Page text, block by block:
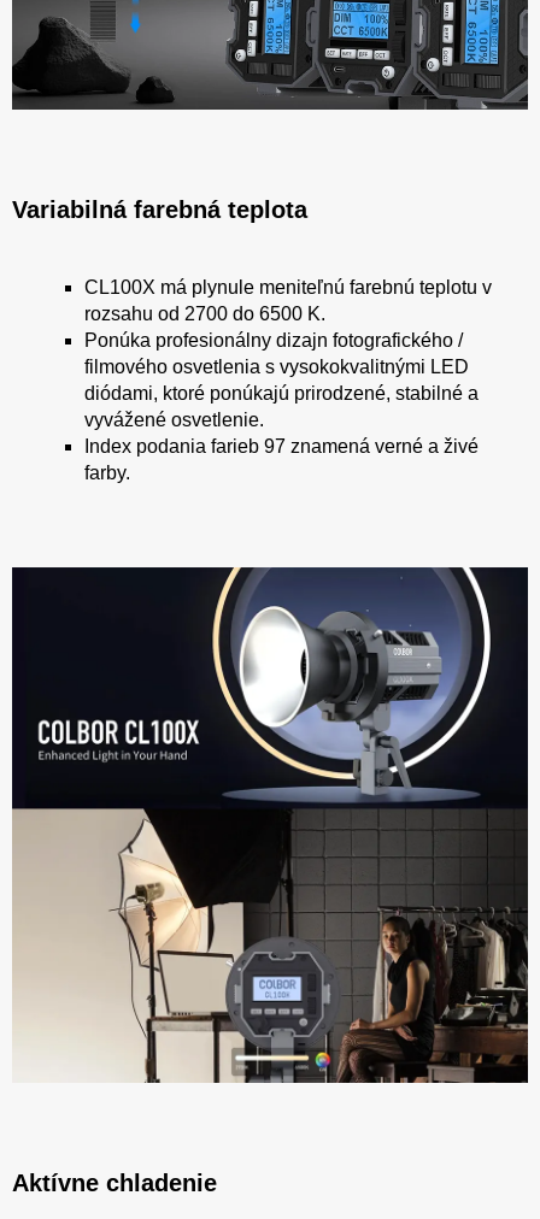
Variabilná farebná teplota
CL100X má plynule meniteľnú farebnú teplotu v
rozsahu od 2700 do 6500 K.
Ponúka profesionálny dizajn fotografického /
filmového osvetlenia s vysokokvalitnými LED
diódami, ktoré ponúkajú prirodzené, stabilné a
vyvážené osvetlenie.
Index podania farieb 97 znamená verné a živé
farby.
Aktívne chladenie